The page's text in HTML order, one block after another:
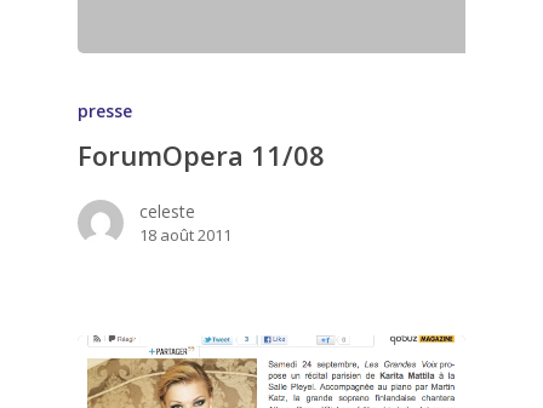
presse
ForumOpera 11/08
celeste
18 août 2011